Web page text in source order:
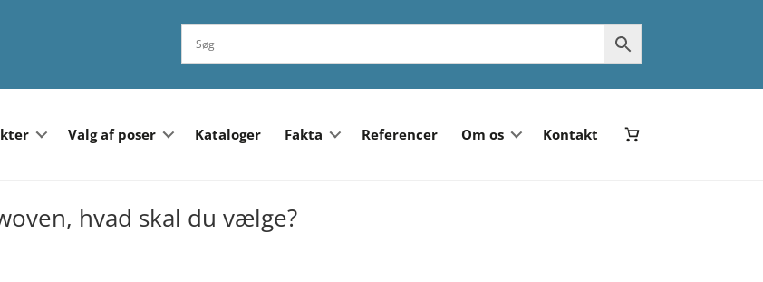
Valg af poser Kataloger Fakta Referencer Om os Kontakt
hvad skal du vælge?